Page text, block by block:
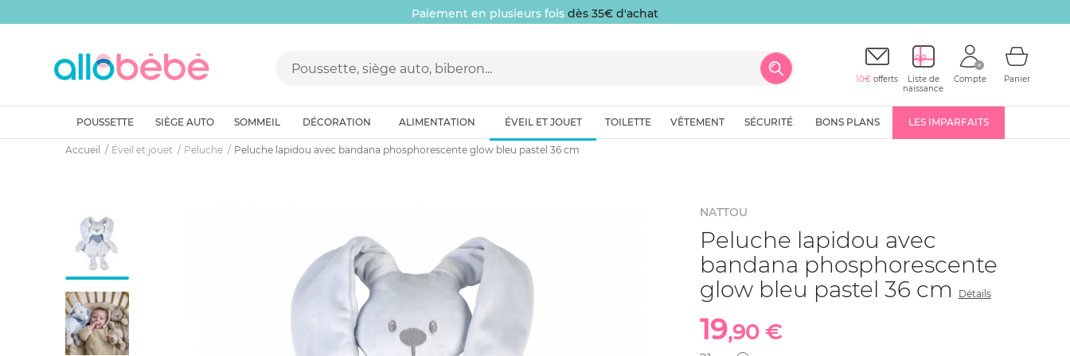
Paiement en plusieurs fois dès 35€ d'achat
10€ offerts
Liste de
naissance
Compte Panier
POUSSETTE SIÈGE AUTO SOMMEIL DÉCORATION ALIMENTATION ÉVEIL ET JOUET TOILETTE VÊTEMENT SÉCURITÉ BONS PLANS LES IMPARFAITS
Accueil Éveil et jouet Peluche Peluche lapidou avec bandana phosphorescente glow bleu pastel 36 cm
NATTOU
Peluche lapidou avec
bandana phosphorescente
glow bleu pastel 36 cm
Détails
19,90 €